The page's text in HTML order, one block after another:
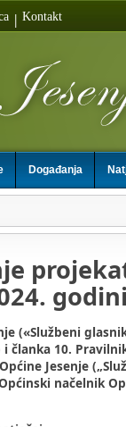
| Kontakt
Događanja
(«Službeni
članka 10.
Jesenje
načelnik